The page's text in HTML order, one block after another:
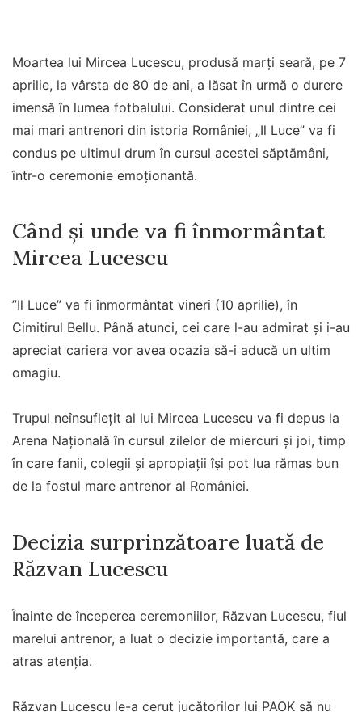
Moartea lui Mircea Lucescu, produsă marți seară, pe 7
aprilie, la vârsta de 80 de ani, a lăsat în urmă o durere
imensă în lumea fotbalului. Considerat unul dintre cei
mai mari antrenori din istoria României, „Il Luce” va fi
condus pe ultimul drum în cursul acestei săptămâni,
într-o ceremonie emoționantă.
Când și unde va fi înmormântat
Mircea Lucescu
”Il Luce” va fi înmormântat vineri (10 aprilie), în
Cimitirul Bellu. Până atunci, cei care l-au admirat și i-au
apreciat cariera vor avea ocazia să-i aducă un ultim
omagiu.
Trupul neînsuflețit al lui Mircea Lucescu va fi depus la
Arena Națională în cursul zilelor de miercuri și joi, timp
în care fanii, colegii și apropiații își pot lua rămas bun
de la fostul mare antrenor al României.
Decizia surprinzătoare luată de
Răzvan Lucescu
Înainte de începerea ceremoniilor, Răzvan Lucescu, fiul
marelui antrenor, a luat o decizie importantă, care a
atras atenția.
Răzvan Lucescu le-a cerut jucătorilor lui PAOK să nu